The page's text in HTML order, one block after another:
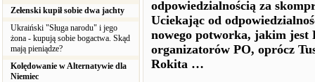
Zełenski kupił sobie dwa jachty
Ukraiński "Sługa narodu" i jego
żona - kupują sobie bogactwa. Skąd
mają pieniądze?
Kolędowanie w Alternatywie dla
Niemiec
odpowiedzialnością za
Uciekając od
nowego potworka, jakim jest
organizatorów PO, oprócz
Rokita …